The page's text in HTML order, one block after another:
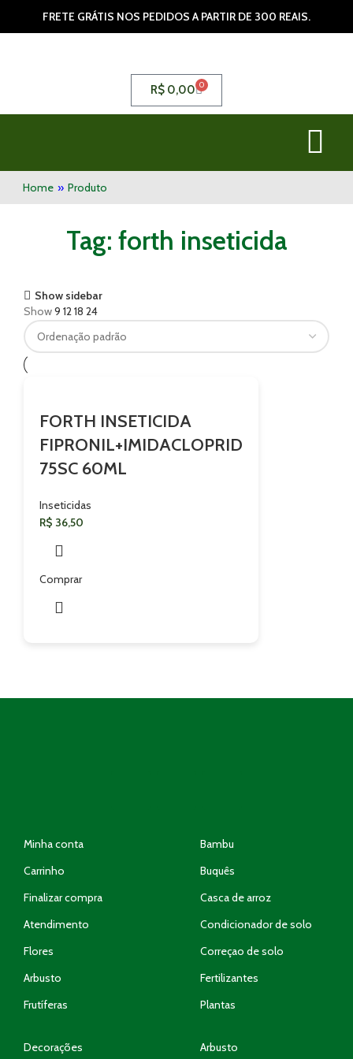
FRETE GRÁTIS NOS PEDIDOS A PARTIR DE 300 REAIS.
R$ 0,00 0
Home » Produto
Tag: forth inseticida
Show sidebar
Show9 1218 24
FORTH INSETICIDA
FIPRONIL+IMIDACLOPRID
75SC 60ML
Inseticidas
R$ 36,50
Comprar
Minha conta
Carrinho
Finalizar compra
Atendimento
Flores
Arbusto
Frutíferas
Bambu
Buquês
Casca de arroz
Condicionador de solo
Correçao de solo
Fertilizantes
Plantas
Decorações Arbusto